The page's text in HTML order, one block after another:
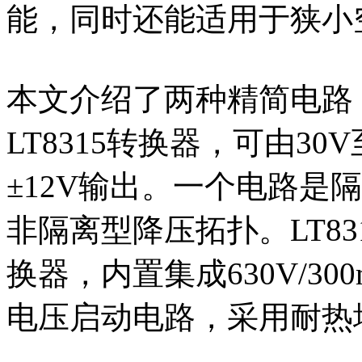
能，同时还能适用于狭
本文介绍了两种精简电
LT8315转换器，可由
±12V输出。一个电路是
非隔离型降压拓扑。
换器，内置集成630V/
电压启动电路，采用耐热